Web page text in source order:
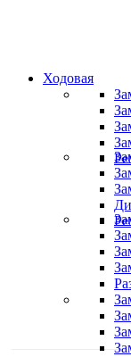
Ходовая